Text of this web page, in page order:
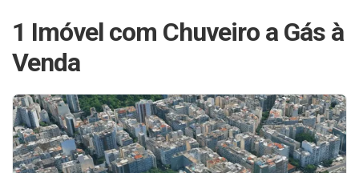
1 Imóvel com Chuveiro a Gás à
Venda